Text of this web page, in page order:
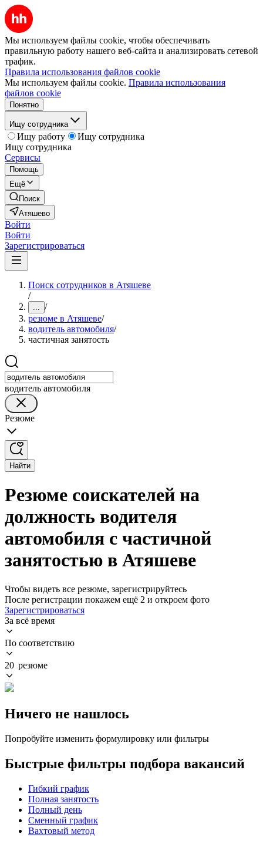
Мы используем файлы cookie, чтобы обеспечивать
правильную работу нашего веб-сайта и анализировать сетевой
трафик.
Правила использования файлов cookie
Мы используем файлы cookie. Правила использования
файлов cookie
Понятно
Ищу сотрудника
Ищу работу
Ищу сотрудника
Ищу сотрудника
Сервисы
Помощь
Ещё
Поиск
Атяшево
Войти
Войти
Зарегистрироваться
Поиск сотрудников в Атяшеве
/
... /
резюме в Атяшеве/
водитель автомобиля/
частичная занятость
водитель автомобиля
Резюме
Найти
Резюме соискателей на
должность водителя
автомобиля с частичной
занятостью в Атяшеве
Чтобы видеть все резюме, зарегистрируйтесь
После регистрации покажем ещё 2 и откроем фото
Зарегистрироваться
За всё время
По соответствию
20 резюме
Ничего не нашлось
Попробуйте изменить формулировку или фильтры
Быстрые фильтры подбора вакансий
Гибкий график
Полная занятость
Полный день
Сменный график
Вахтовый метод